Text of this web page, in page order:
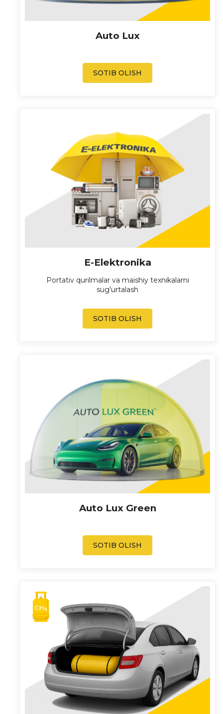
Auto Lux
SOTIB OLISH
E-Elektronika
Portativ qurilmalar va maishiy texnikalarni
sug'urtalash
SOTIB OLISH
Auto Lux Green
SOTIB OLISH